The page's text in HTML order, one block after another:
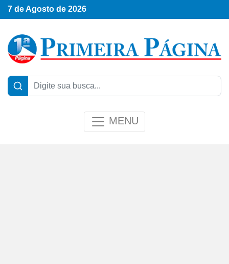
7 de Agosto de 2026
MENU